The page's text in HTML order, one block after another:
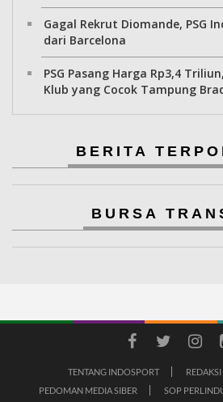
Gagal Rekrut Diomande, PSG
dari Barcelona
PSG Pasang Harga Rp3,4
Klub yang Cocok Tampung
BERITA
BURSA
TENTANG INDOSPORT REDAKSI
PEDOMAN MEDIA SIBER
SOP